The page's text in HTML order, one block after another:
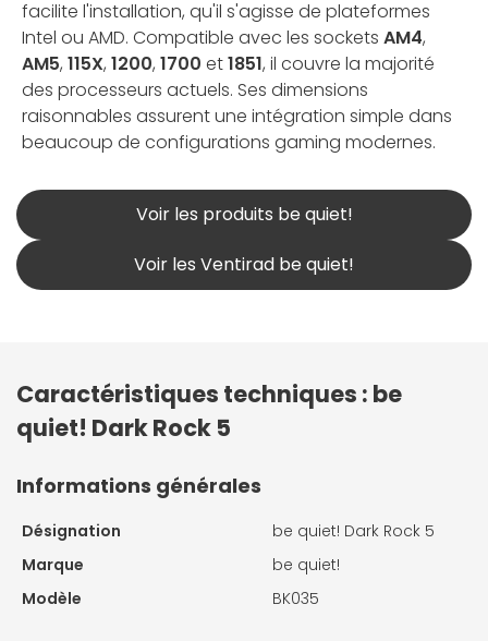
facilite l'installation, qu'il s'agisse de plateformes
Intel ou AMD. Compatible avec les sockets AM4,
AM5, 115X, 1200, 1700 et1851, il couvre la majorité
des processeurs actuels. Ses dimensions
raisonnables assurent une intégration simple dans
beaucoup de configurations gaming modernes.
Voir les produits be quiet!
Voir les Ventirad be quiet!
Caractéristiques techniques : be
quiet! Dark Rock 5
Informations générales
Désignation
be quiet! Dark Rock 5
Marque
be quiet!
Modèle
BK035